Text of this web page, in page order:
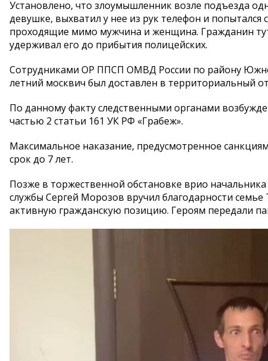
Установлено, что злоумышленник возле подъезда
девушке, выхватил у нее из рук телефон и
проходящие мимо мужчина и женщина. Гражданин
удерживал его до прибытия полицейских.
Сотрудниками ОР ППСП ОМВД России по району
летний москвич был доставлен в территориальный
По данному факту следственными органами
частью 2 статьи 161 УК РФ «Грабеж».
Максимальное наказание, предусмотренное
срок до 7 лет.
Позже в торжественной обстановке врио
службы Сергей Морозов вручил благодарности
активную гражданскую позицию. Героям передали